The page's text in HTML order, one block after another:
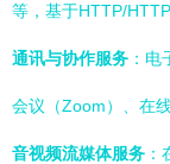
等，基于HTTP/
通讯与协作服务 ：
会议（Zoom）、在
音视频流媒体服务